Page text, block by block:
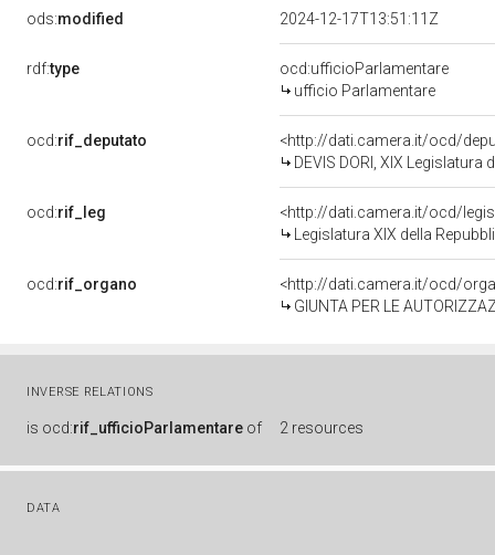
ods:modified 2024-12-17T13:51:11Z
rdf:type
ocd:ufficioParlamentare
ufficio Parlamentare
ocd:rif_deputato
<http://dati.camera.it/ocd/
DEVIS DORI, XIX Legislatura
ocd:rif_leg
<http://dati.camera.it/ocd/
Legislatura XIX della
ocd:rif_organo
<http://dati.camera.it/ocd/
GIUNTA PER LE
INVERSE RELATIONS
is ocd:rif_ufficioParlamentare of 2 resources
DATA